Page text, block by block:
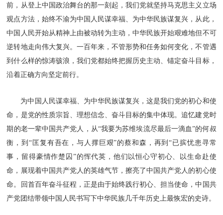
前，从登上中国政治舞台的那一刻起，我们党就坚持马克思主义立场
观点方法，始终不渝为中国人民谋幸福、为中华民族谋复兴，从此，
中国人民开始从精神上由被动转为主动，中华民族开始艰难地但不可
逆转地走向伟大复兴。一百年来，不管形势和任务如何变化，不管遇
到什么样的惊涛骇浪，我们党都始终把握历史主动、锚定奋斗目标，
沿着正确方向坚定前行。
为中国人民谋幸福、为中华民族谋复兴，这是我们党的初心和使
命，是党的性质宗旨、理想信念、奋斗目标的集中体现。追忆建党时
期的老一辈中国共产党人，从“我要为苏维埃流尽最后一滴血”的何叔
衡，到“匡复有吾在，与人撑巨艰”的蔡和森，再到“已摈忧患寻常
事，留得豪情作楚囚”的恽代英，他们以恒心守初心、以生命赴使
命，展现着中国共产党人的英雄气节，擦亮了中国共产党人的初心使
命。回首百年奋斗征程，正是由于始终践行初心、担当使命，中国共
产党团结带领中国人民书写下中华民族几千年历史上最恢宏的史诗。